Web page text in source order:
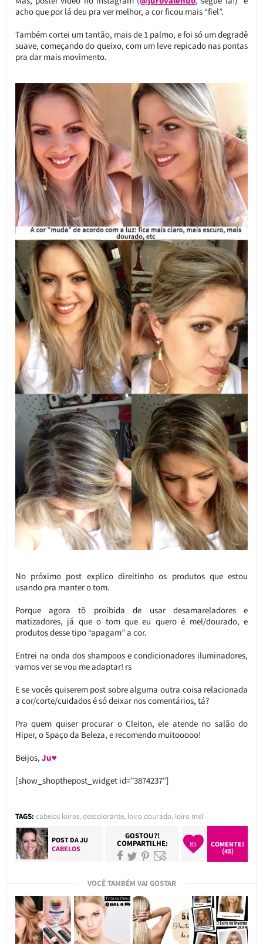
acho que por lá deu pra ver melhor, a cor ficou mais “fiel”.
Também cortei um tantão, mais de 1 palmo, e foi só um degradê
suave, começando do queixo, com um leve repicado nas pontas
pra dar mais movimento.
No próximo post explico direitinho os produtos que estou
usando pra manter o tom.
Porque agora tô proibida de usar desamareladores e
matizadores, já que o tom que eu quero é mel/dourado, e
produtos desse tipo “apagam” a cor.
Entrei na onda dos shampoos e condicionadores iluminadores,
vamos ver se vou me adaptar! rs
E se vocês quiserem post sobre alguma outra coisa relacionada
a cor/corte/cuidados é só deixar nos comentários, tá?
Pra quem quiser procurar o Cleiton, ele atende no salão do
Hiper, o Spaço da Beleza, e recomendo muitooooo!
Beijos, Ju♥
[show_shopthepost_widget id=”3874237″]
TAGS: cabelos loiros,descolorante, loiro dourado, loiro mel
POST DAJU
CABELOS
GOSTOU?!
COMPARTILHE: 85
COMENTE!
(45)
VOCÊ TAMBÉM VAI GOSTAR